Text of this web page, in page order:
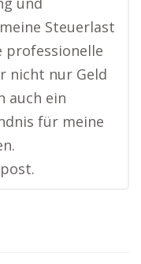
Steuerlast
professionelle
nicht nur Geld
auch ein
für meine